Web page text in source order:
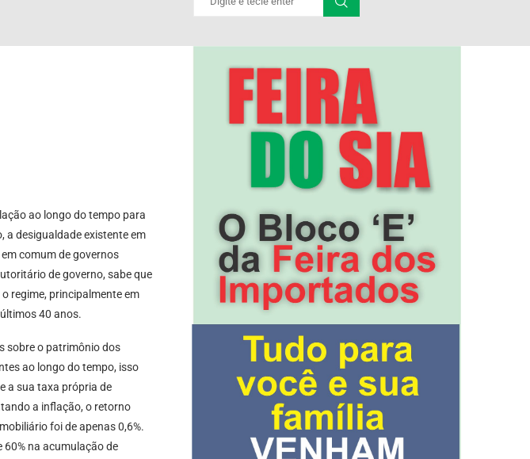
ao longo do tempo para
a desigualdade existente em
comum de governos
de governo, sabe que
regime, principalmente em
40 anos.
sobre o patrimônio dos
ao longo do tempo, isso
a sua taxa própria de
a inflação, o retorno
foi de apenas 0,6%.
na acumulação de